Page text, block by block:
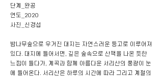
단계_완공
연도_2020
​사진_신경섭​
밤나무숲으로 우거진 대지는 자연스러운 등고로 이루어져
있다. 대지에 들어서면, 깊은 숲속으로 산책을 나온 듯한
느낌이 들다가, 계곡과 함께 아름다운 서리산의 풍광이 눈
에 들어온다. 서리산은 하루의 시간에 따라 그리고 계절의